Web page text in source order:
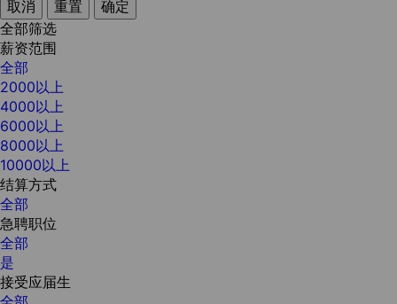
取消 重置
确定
全部筛选
薪资范围
全部
2000以上
4000以上
6000以上
8000以上
10000以上
结算方式
全部
急聘职位
全部
是
接受应届生